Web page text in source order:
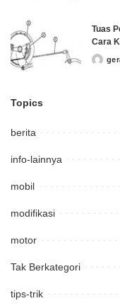
Tuas
Cara
Posted
Topics
berita
info-lainnya
mobil
modifikasi
motor
Tak Berkategori
tips-trik